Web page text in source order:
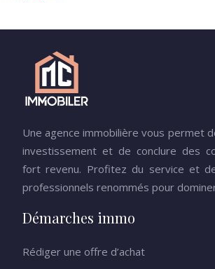
Une agence immobilière vous permet
investissement et de conclure des
fort revenu. Profitez du service et
professionnels renommés pour
Démarches immo
Rédiger une offre d’achat